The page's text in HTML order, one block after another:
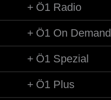
Ö1 Radio
Ö1 On Demand
Ö1 Spezial
Ö1 Plus